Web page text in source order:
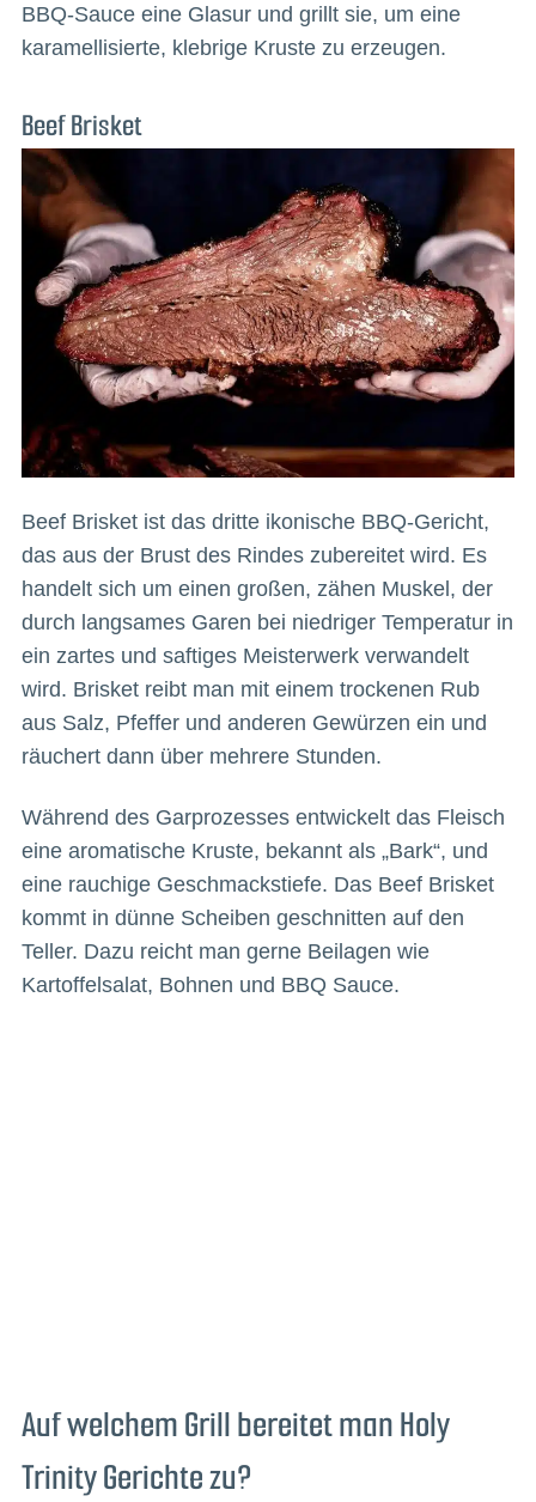
BBQ-Sauce eine Glasur und grillt sie, um eine
karamellisierte, klebrige Kruste zu erzeugen.
Beef Brisket
Beef Brisket ist das dritte ikonische BBQ-Gericht,
das aus der Brust des Rindes zubereitet wird. Es
handelt sich um einen großen, zähen Muskel, der
durch langsames Garen bei niedriger Temperatur in
ein zartes und saftiges Meisterwerk verwandelt
wird. Brisket reibt man mit einem trockenen Rub
aus Salz, Pfeffer und anderen Gewürzen ein und
räuchert dann über mehrere Stunden.
Während des Garprozesses entwickelt das Fleisch
eine aromatische Kruste, bekannt als „Bark“, und
eine rauchige Geschmackstiefe. Das Beef Brisket
kommt in dünne Scheiben geschnitten auf den
Teller. Dazu reicht man gerne Beilagen wie
Kartoffelsalat, Bohnen und BBQ Sauce.
Auf welchem Grill bereitet man Holy
Trinity Gerichte zu?